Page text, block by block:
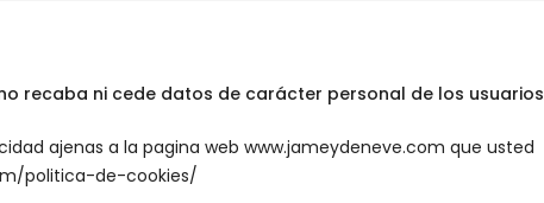
recaba ni cede datos de carácter personal de los usuarios
ajenas a la pagina web www.jameydeneve.com que usted
politica-de-cookies/